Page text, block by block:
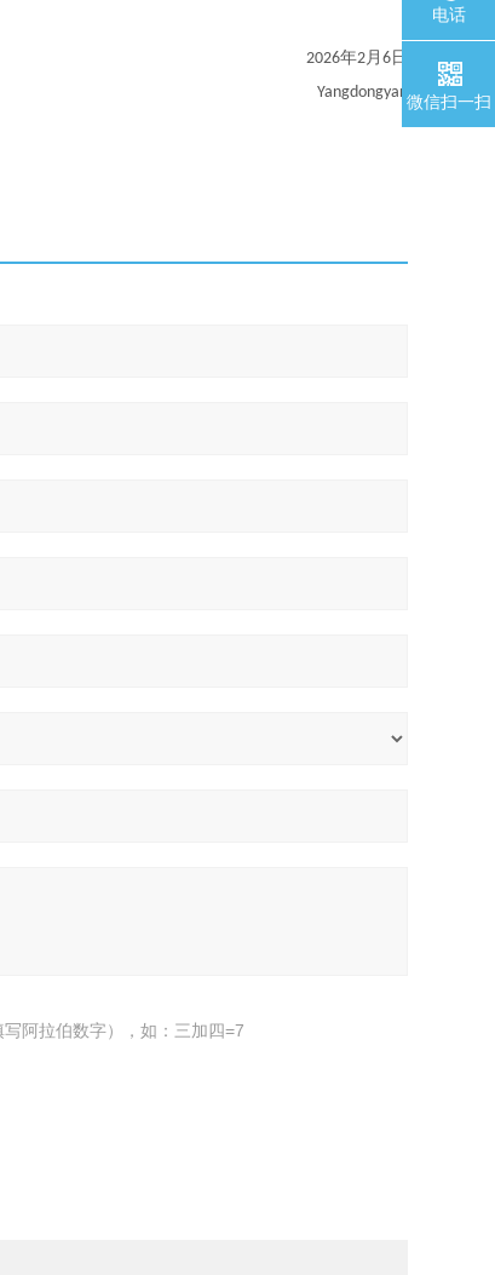
2026年2月 6 日
Yangdongyan
阿拉伯数字），如：三加四=7
电话
微信扫一扫